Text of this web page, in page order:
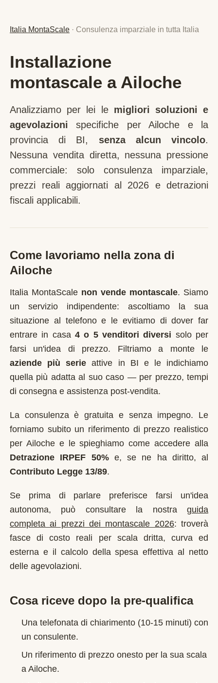
Italia MontaScale · Consulenza imparziale in tutta Italia
Installazione
montascale a Ailoche
Analizziamo per lei le migliori soluzioni e
agevolazioni specifiche perAiloche e la
provincia di BI, senza alcun vincolo.
Nessuna vendita diretta, nessuna pressione
commerciale: solo consulenza imparziale,
prezzi reali aggiornati al 2026 e detrazioni
fiscali applicabili.
Come lavoriamo nella zona di
Ailoche
Italia MontaScale non vende montascale. Siamo
un servizio indipendente: ascoltiamo la sua
situazione al telefono e le evitiamo di dover far
entrare in casa 4 o 5 venditori diversi solo per
farsi un'idea di prezzo. Filtriamo a monte le
aziende più serie attive in BI e le indichiamo
quella più adatta al suo caso — per prezzo, tempi
di consegna e assistenza post-vendita.
La consulenza è gratuita e senza impegno. Le
forniamo subito un riferimento di prezzo realistico
per Ailochee le spieghiamo come accedere alla
Detrazione IRPEF 50%e, se ne ha diritto, al
Contributo Legge 13/89.
Se prima di parlare preferisce farsi un'idea
autonoma, può consultare la nostra
guida
completa ai prezzi dei montascale 2026: troverà
fasce di costo reali per scala dritta, curva ed
esterna e il calcolo della spesa effettiva al netto
delle agevolazioni.
Cosa riceve dopo la pre-qualifica
Una telefonata di chiarimento (10-15 minuti) con
un consulente.
Un riferimento di prezzo onesto per la sua scala
a Ailoche.